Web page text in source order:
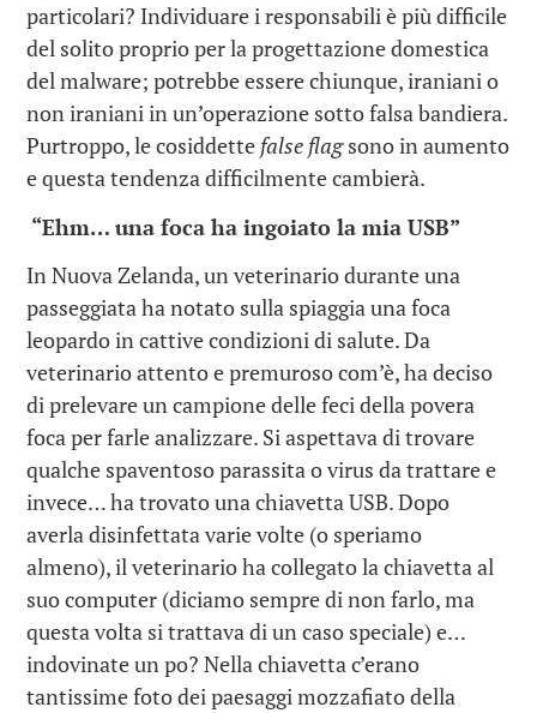
particolari? Individuare i responsabili è più difficile
del solito proprio per la progettazione domestica
del malware; potrebbe essere chiunque, iraniani o
non iraniani in un’operazione sotto falsa bandiera.
Purtroppo, le cosiddette false flagsono in aumento
e questa tendenza difficilmente cambierà.
“Ehm… una foca ha ingoiato la mia USB”
In Nuova Zelanda, un veterinario durante una
passeggiata ha notato sulla spiaggia una foca
leopardo in cattive condizioni di salute. Da
veterinario attento e premuroso com’è, ha deciso
di prelevare un campione delle feci della povera
foca per farle analizzare. Si aspettava di trovare
qualche spaventoso parassita o virus da trattare e
invece… ha trovato una chiavetta USB. Dopo
averla disinfettata varie volte (o speriamo
almeno), il veterinario ha collegato la chiavetta al
suo computer (diciamo sempre di non farlo, ma
questa volta si trattava di un caso speciale) e…
indovinate un po? Nella chiavetta c’erano
tantissime foto dei paesaggi mozzafiato della